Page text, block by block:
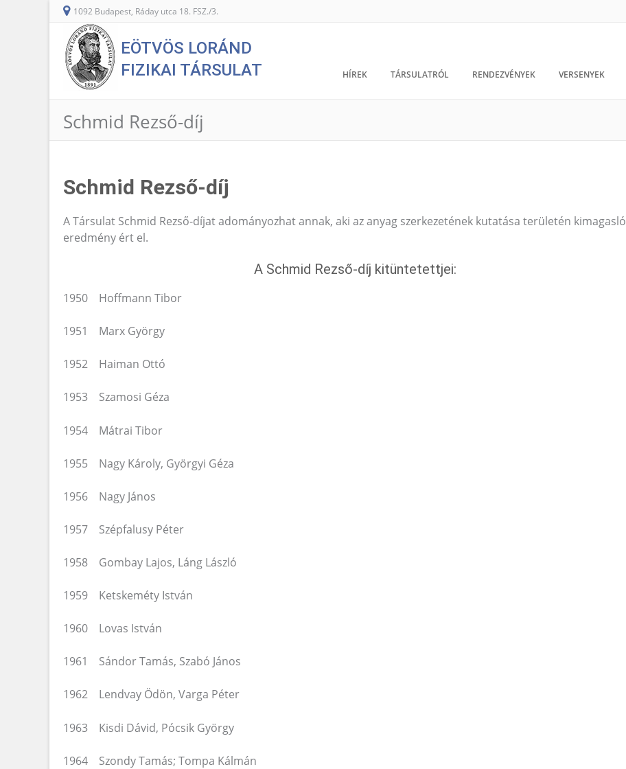
1092 Budapest, Ráday utca 18. FSZ./3.
EÖTVÖS LORÁND
FIZIKAI TÁRSULAT
HÍREK TÁRSULATRÓL RENDEZVÉNYEK VERSENYEK
Schmid Rezső-díj
Schmid Rezső-díj
A Társulat Schmid Rezső-díjat adományozhat annak, aki az anyag szerkezetének kutatása területén kimagasló
eredmény ért el.
A Schmid Rezső-díj kitüntetettjei:
1950 Hoffmann Tibor
1951 Marx György
1952 Haiman Ottó
1953 Szamosi Géza
1954 Mátrai Tibor
1955 Nagy Károly, Györgyi Géza
1956 Nagy János
1957 Szépfalusy Péter
1958 Gombay Lajos, Láng László
1959 Ketskeméty István
1960 Lovas István
1961 Sándor Tamás, Szabó János
1962 Lendvay Ödön, Varga Péter
1963 Kisdi Dávid, Pócsik György
1964 Szondy Tamás; Tompa Kálmán